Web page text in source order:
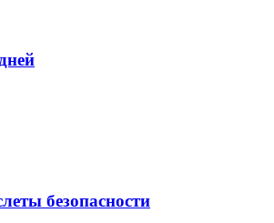
безопасности